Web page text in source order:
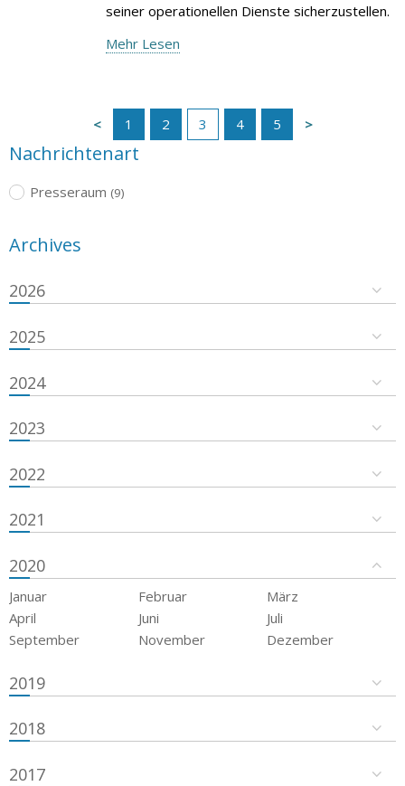
seiner operationellen Dienste sicherzustellen.
Mehr Lesen
1 2 3 4 5
Nachrichtenart
Presseraum (9)
Archives
2026
2025
2024
2023
2022
2021
2020
Januar Februar
März
April
Juni
Juli
September
November Dezember
2019
2018
2017